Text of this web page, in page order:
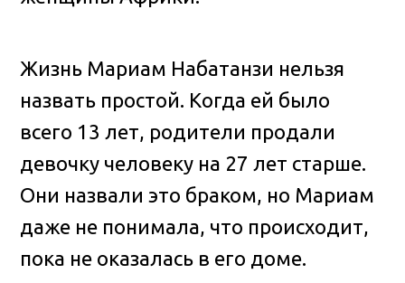
Жизнь Мариам Набатанзи нельзя
назвать простой. Когда ей было
всего 13 лет, родители продали
девочку человеку на 27 лет старше.
Они назвали это браком, но Мариам
даже не понимала, что происходит,
пока не оказалась в его доме.